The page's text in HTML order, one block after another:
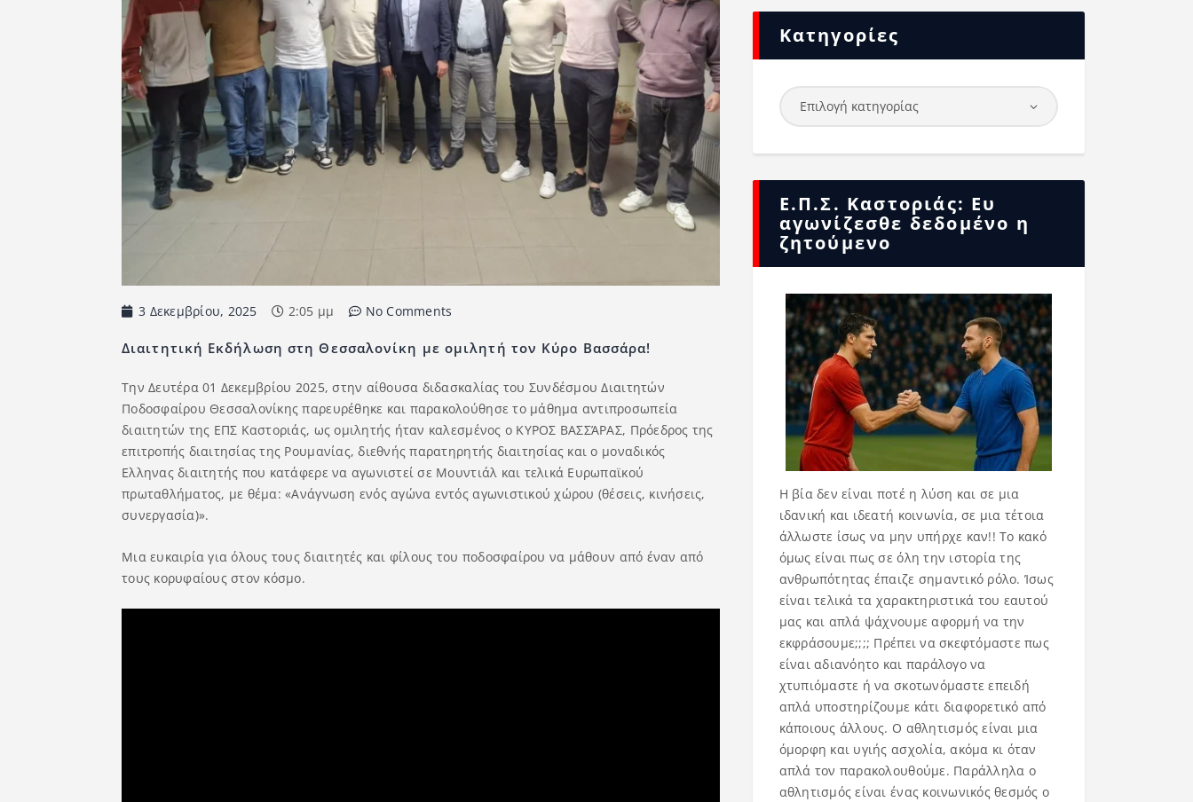
3 Δεκεμβρίου, 2025 2:05 μμ No Comments
Διαιτητική Εκδήλωση στη Θεσσαλονίκη με ομιλητή τον Κύρο Βασσάρα!
Την Δευτέρα 01 Δεκεμβρίου 2025, στην αίθουσα διδασκαλίας του Συνδέσμου Διαιτητών
Ποδοσφαίρου Θεσσαλονίκης παρευρέθηκε και παρακολούθησε το μάθημα αντιπροσωπεία
διαιτητών της ΕΠΣ Καστοριάς, ως ομιλητής ήταν καλεσμένος ο ΚΥΡΟΣ ΒΑΣΣΆΡΑΣ, Πρόεδρος της
επιτροπής διαιτησίας της Ρουμανίας, διεθνής παρατηρητής διαιτησίας και ο μοναδικός
Ελληνας διαιτητής που κατάφερε να αγωνιστεί σε Μουντιάλ και τελικά Ευρωπαϊκού
πρωταθλήματος, με θέμα: «Ανάγνωση ενός αγώνα εντός αγωνιστικού χώρου (θέσεις, κινήσεις,
συνεργασία)».
Μια ευκαιρία για όλους τους διαιτητές και φίλους του ποδοσφαίρου να μάθουν από έναν από
τους κορυφαίους στον κόσμο.
Κατηγορίες
Ε.Π.Σ. Καστοριάς: Ευ
αγωνίζεσθε δεδομένο η
ζητούμενο
Η βία δεν είναι ποτέ η λύση και σε μια
ιδανική και ιδεατή κοινωνία, σε μια τέτοια
άλλωστε ίσως να μην υπήρχε καν!! Το κακό
όμως είναι πως σε όλη την ιστορία της
ανθρωπότητας έπαιζε σημαντικό ρόλο. Ίσως
είναι τελικά τα χαρακτηριστικά του εαυτού
μας και απλά ψάχνουμε αφορμή να την
εκφράσουμε;;;; Πρέπει να σκεφτόμαστε πως
είναι αδιανόητο και παράλογο να
χτυπιόμαστε ή να σκοτωνόμαστε επειδή
απλά υποστηρίζουμε κάτι διαφορετικό από
κάποιους άλλους. Ο αθλητισμός είναι μια
όμορφη και υγιής ασχολία, ακόμα κι όταν
απλά τον παρακολουθούμε. Παράλληλα ο
αθλητισμός είναι ένας κοινωνικός θεσμός ο